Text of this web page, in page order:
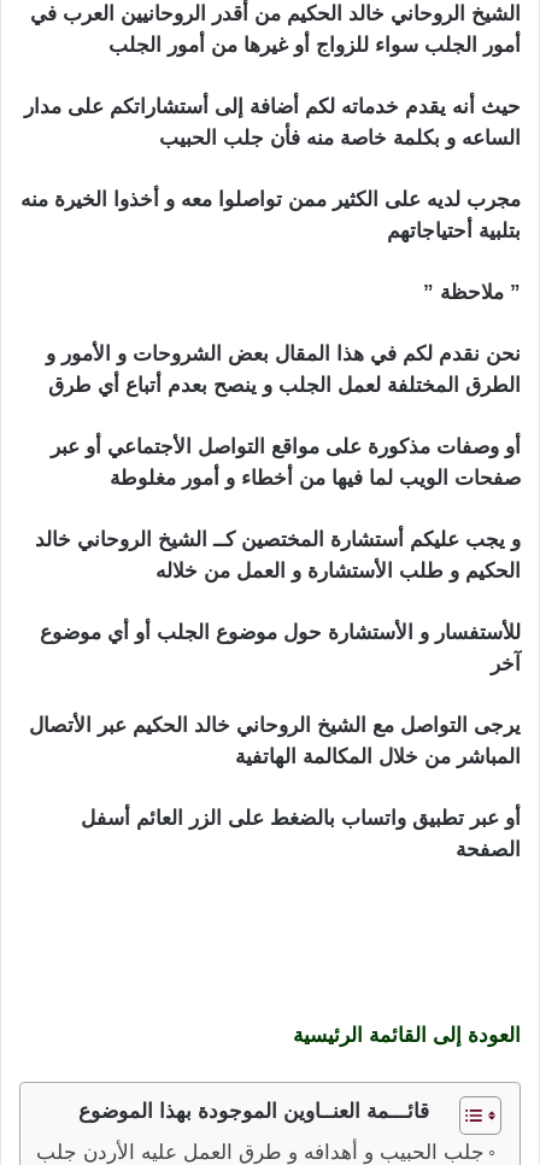
الشيخ الروحاني خالد الحكيم من أقدر الروحانيين العرب في
أمور الجلب سواء للزواج أو غيرها من أمور الجلب
حيث أنه يقدم خدماته لكم أضافة إلى أستشاراتكم على مدار
الساعه و بكلمة خاصة منه فأن جلب الحبيب
مجرب لديه على الكثير ممن تواصلوا معه و أخذوا الخيرة منه
بتلبية أحتياجاتهم
” ملاحظة ”
نحن نقدم لكم في هذا المقال بعض الشروحات و الأمور و
الطرق المختلفة لعمل الجلب و ينصح بعدم أتباع أي طرق
أو وصفات مذكورة على مواقع التواصل الأجتماعي أو عبر
صفحات الويب لما فيها من أخطاء و أمور مغلوطة
و يجب عليكم أستشارة المختصين كــ الشيخ الروحاني خالد
الحكيم و طلب الأستشارة و العمل من خلاله
للأستفسار و الأستشارة حول موضوع الجلب أو أي موضوع
آخر
يرجى التواصل مع الشيخ الروحاني خالد الحكيم عبر الأتصال
المباشر من خلال المكالمة الهاتفية
أو عبر تطبيق واتساب بالضغط على الزر العائم أسفل
الصفحة
العودة إلى القائمة الرئيسية
قائـــمة العنــاوين الموجودة بهذا الموضوع
جلب الحبيب و أهدافه و طرق العمل عليه الأردن جلب